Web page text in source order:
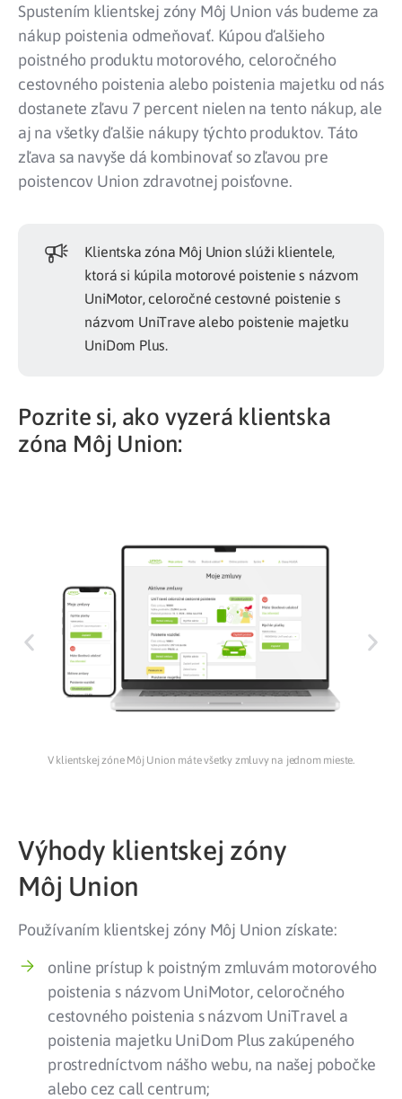
Spustením klientskej zóny Môj Union vás budeme za
nákup poistenia odmeňovať. Kúpou ďalšieho
poistného produktu motorového, celoročného
cestovného poistenia alebo poistenia majetku od nás
dostanete zľavu 7 percent nielen na tento nákup, ale
aj na všetky ďalšie nákupy týchto produktov. Táto
zľava sa navyše dá kombinovať so zľavou pre
poistencov Union zdravotnej poisťovne.
Klientska zóna Môj Union slúži klientele,
ktorá si kúpila motorové poistenie s názvom
UniMotor, celoročné cestovné poistenie s
názvom UniTrave alebo poistenie majetku
UniDom Plus.
Pozrite si, ako vyzerá klientska
zóna Môj Union:
V klientskej zóne Môj Union máte všetky zmluvy na jednom mieste.
Výhody klientskej zóny
Môj Union
Používaním klientskej zóny Môj Union získate:
online prístup k poistným zmluvám motorového
poistenia s názvom UniMotor, celoročného
cestovného poistenia s názvom UniTravel a
poistenia majetku UniDom Plus zakúpeného
prostredníctvom nášho webu, na našej pobočke
alebo cez call centrum;